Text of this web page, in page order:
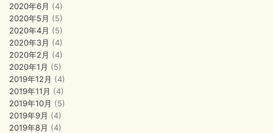
2020年6月 (4)
2020年5月 (5)
2020年4月 (5)
2020年3月 (4)
2020年2月 (4)
2020年1月 (5)
2019年12月 (4)
2019年11月 (4)
2019年10月 (5)
2019年9月 (4)
2019年8月 (4)